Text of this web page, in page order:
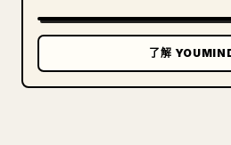
了解